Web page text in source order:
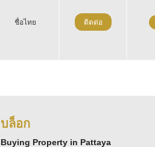
ชื่อไทย ติดต่อ
บล็อก
Buying Property in Pattaya